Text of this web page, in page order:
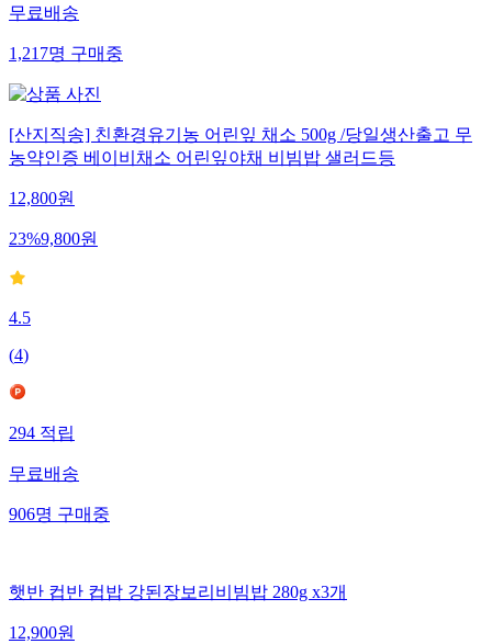
무료배송
1,217명 구매중
[산지직송] 친환경유기농 어린잎 채소 500g /당일생산출고 무
농약인증 베이비채소 어린잎야채 비빔밥 샐러드등
12,800원
23%9,800원
4.5
(4)
294 적립
무료배송
906명 구매중
햇반 컵반 컵밥 강된장보리비빔밥 280g x3개
12,900원